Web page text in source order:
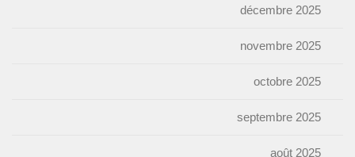
décembre 2025
novembre 2025
octobre 2025
septembre 2025
août 2025